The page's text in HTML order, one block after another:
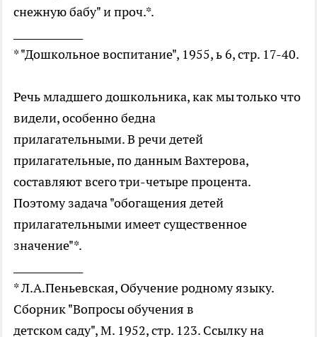
снежную бабу" и проч.*.
* "Дошкольное воспитание", 1955, ь 6, стр. 17-40.
Речь младшего дошкольника, как мы только что
видели, особенно бедна
прилагательными. В речи детей
прилагательные, по данным Вахтерова,
составляют всего три-четыре процента.
Поэтому задача "обогащения детей
прилагательными имеет существенное
значение"*.
* Л.А.Пеньевская, Обучение родному языку.
Сборник "Вопросы обучения в
детском саду", М. 1952, стр. 123. Ссылку на